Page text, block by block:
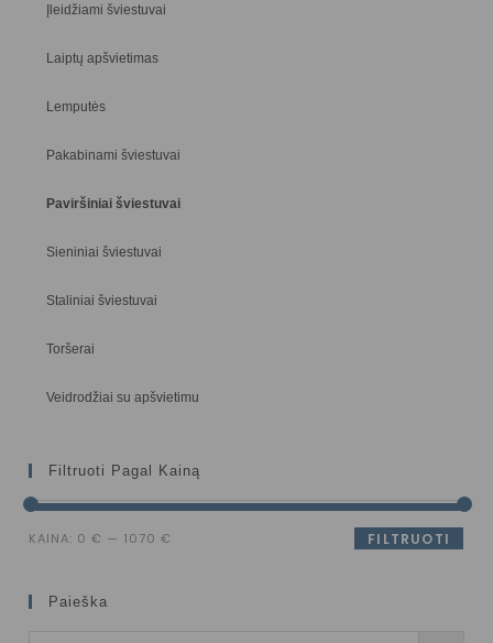
Įleidžiami šviestuvai
Laiptų apšvietimas
Lemputės
Pakabinami šviestuvai
Paviršiniai šviestuvai
Sieniniai šviestuvai
Staliniai šviestuvai
Toršerai
Veidrodžiai su apšvietimu
Filtruoti Pagal Kainą
FILTRUOTI
KAINA: 0 € — 1070 €
Paieška